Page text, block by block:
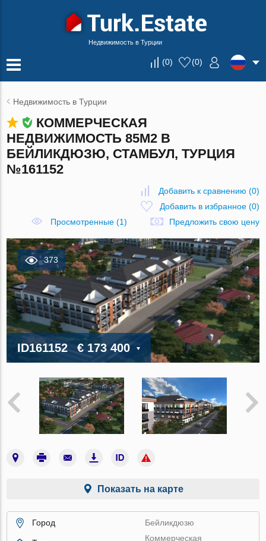
Недвижимость в Турции
(0) (0)
Недвижимость в Турции
КОММЕРЧЕСКАЯ
НЕДВИЖИМОСТЬ 85М2 В
БЕЙЛИКДЮЗЮ, СТАМБУЛ, ТУРЦИЯ
№161152
Добавить к сравнению (0)
Добавить в избранное(0)
Просмотренные (1)
Предложить свою цену
373
ID161152 € 173 400
Показать на карте
Город Бейликдюзю
Коммерческая